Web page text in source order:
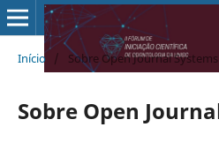
Início / Sobre Open Journal Systems
Sobre Open